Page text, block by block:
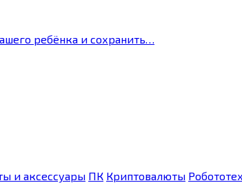
ребёнка и сохранить…
и аксессуары ПК Криптовалюты